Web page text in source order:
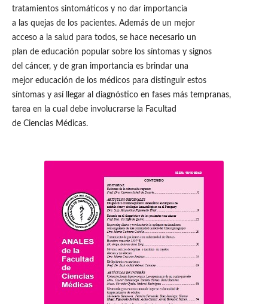
tratamientos sintomáticos y no dar importancia
a las quejas de los pacientes. Además de un mejor
acceso a la salud para todos, se hace necesario un
plan de educación popular sobre los síntomas y signos
del cáncer, y de gran importancia es brindar una
mejor educación de los médicos para distinguir estos
síntomas y así llegar al diagnóstico en fases más tempranas,
tarea en la cual debe involucrarse la Facultad
de Ciencias Médicas.